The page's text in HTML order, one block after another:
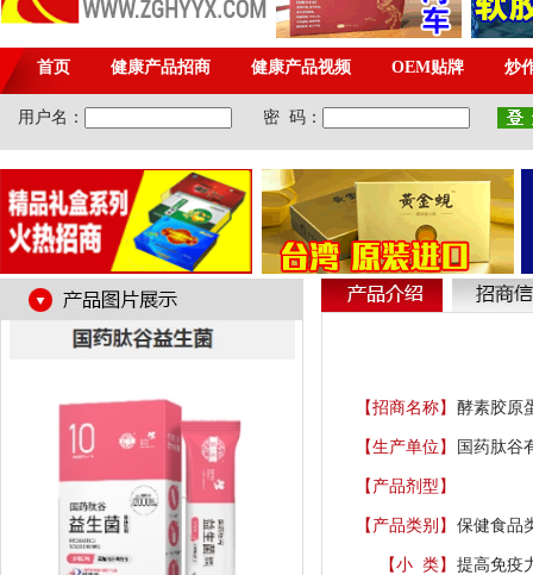
【招商名称】 酵素胶原
【生产单位】 国药肽谷
【产品剂型】
【产品类别】 保健食品
【小 类】 提高免疫